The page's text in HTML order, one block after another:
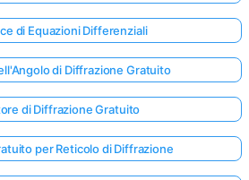
di Equazioni Differenziali
di Diffrazione Gratuito
di Diffrazione Gratuito
per Reticolo di Diffrazione